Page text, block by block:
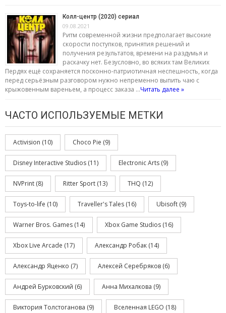
Колл-центр (2020) сериал
09.08.2021
Ритм современной жизни предполагает высокие
скорости поступков, принятия решений и
получения результатов, времени на раздумья и
раскачку нет. Безусловно, во всяких там Великих
Пердях ещё сохраняется посконно-патриотичная неспешность, когда
перед серьёзным разговором нужно непременно выпить чаю с
крыжовенным вареньем, а процесс заказа …Читать далее »
ЧАСТО ИСПОЛЬЗУЕМЫЕ МЕТКИ
Activision (10) Choco Pie (9)
Disney Interactive Studios (11) Electronic Arts (9)
NVPrint (8) Ritter Sport (13) THQ (12)
Toys-to-life (10) Traveller's Tales (16) Ubisoft (9)
Warner Bros. Games (14) Xbox Game Studios (16)
Xbox Live Arcade (17) Александр Робак (14)
Александр Яценко (7) Алексей Серебряков (6)
Андрей Бурковский (6) Анна Михалкова (9)
Виктория Толстоганова (9) Вселенная LEGO (18)